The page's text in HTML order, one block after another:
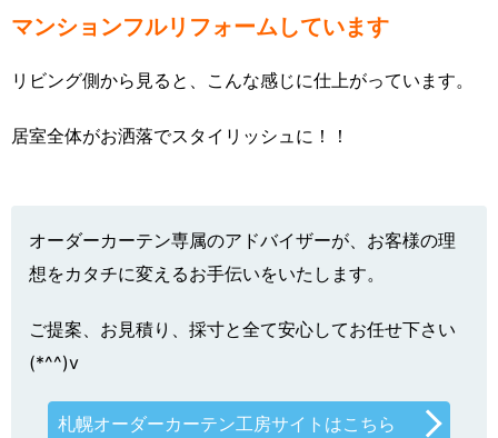
マンションフルリフォームしています
リビング側から見ると、こんな感じに仕上がっています。
居室全体がお洒落でスタイリッシュに！！
オーダーカーテン専属のアドバイザーが、お客様の理
想をカタチに変えるお手伝いをいたします。
ご提案、お見積り、採寸と全て安心してお任せ下さい
(*^^)v
札幌オーダーカーテン工房サイトはこちら